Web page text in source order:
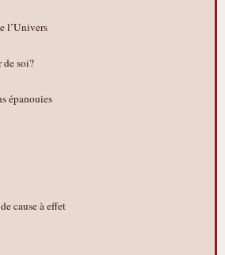
l’Univers
de soi?
épanouies
cause à effet